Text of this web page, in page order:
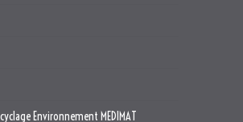
(UE)